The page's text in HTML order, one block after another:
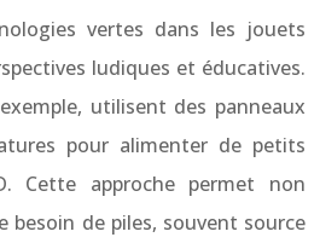
vertes dans les jouets
ludiques et éducatives.
utilisent des panneaux
pour alimenter de petits
Cette approche permet non
besoin de piles, souvent source